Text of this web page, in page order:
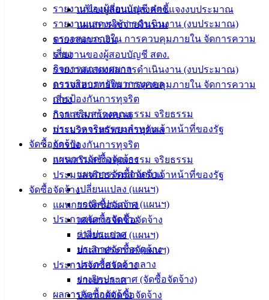
รายงานของผู้สอบบัญชี สตง.
รายงานแสดงผลการดำเนินงาน (งบประมาณ)
ตรวจสอบภายใน การควบคุมภายใน จัดการความ
เสี่ยง
กิจการสภาเทศบาล
การบริหารทรัพยากรบุคคล
การป้องกันการทุจริต
การเสริมสร้างคุณธรรม จริยธรรม
ประมวลจริยธรรมสำหรับเจ้าหน้าที่ของรัฐ
จัดซื้อจัดจ้าง
แผนการจัดซื้อจัดจ้าง
แผนการจัดซื้อจัดจ้าง
เปลี่ยนแปลง (แผนฯ)
ยกเลิกประกาศ (แผนฯ)
ประกาศจัดซื้อจัดจ้าง
ร่างประกาศ
ประกาศจัดซื้อจัดจ้าง
ประกาศราคากลาง
ยกเลิกประกาศ (จัดซื้อจัดจ้าง)
ผลการจัดซื้อจัดจ้าง
แก้ไขเปลี่ยนแปลงคำชี้แจงงบประมาณ
แผนการใช้จ่ายงินรวม
รายงานการเงิน
รายงานของผู้สอบบัญชี สตง.
รายงานแสดงผลการดำเนินงาน (งบประมาณ)
ตรวจสอบภายใน การควบคุมภายใน จัดการความ
เสี่ยง
กิจการสภาเทศบาล
การบริหารทรัพยากรบุคคล
การป้องกันการทุจริต
การเสริมสร้างคุณธรรม จริยธรรม
ประมวลจริยธรรมสำหรับเจ้าหน้าที่ของรัฐ
จัดซื้อจัดจ้าง
แผนการจัดซื้อจัดจ้าง
แผนการจัดซื้อจัดจ้าง
เปลี่ยนแปลง (แผนฯ)
ยกเลิกประกาศ (แผนฯ)
ประกาศจัดซื้อจัดจ้าง
ร่างประกาศ
ประกาศจัดซื้อจัดจ้าง
(Knowledge
Management)
เทศบาล
สายตรง
นายก
ประวัติ
เทศบาล
ผู้บริหาร
และ
หัวหน้า
ส่วน
เทศบาล
สงวนลิขสิทธิ์ © 2563 เทศบาลเมืองอ่างศิลา จังหวัดชลบุรี |